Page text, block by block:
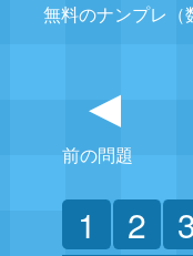
無料のナンプレ（
▲
前の問題
1 2